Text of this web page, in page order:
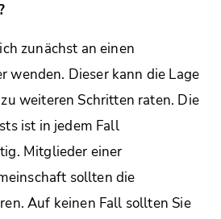
zunächst an einen
wenden. Dieser kann die Lage
weiteren Schritten raten. Die
ist in jedem Fall
Mitglieder einer
sollten die
Auf keinen Fall sollten Sie